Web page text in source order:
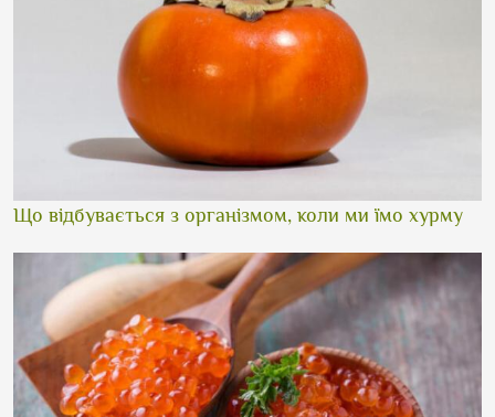
Що відбувається з організмом, коли ми їмо хурму